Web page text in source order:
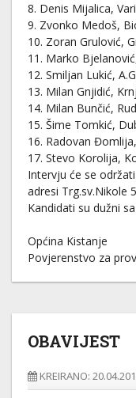
8. Denis Mijalica,
9. Zvonko Medoš,
10. Zoran Grulović,
11. Marko
12. Smiljan Lukić,
13. Milan Gnjidić,
14. Milan Bunčić,
15. Šime Tomkić,
16. Radovan
17. Stevo Korolija,
Intervju će se
adresi Trg.sv.Nikole
Kandidati su dužni
Općina Kistanje
Povjerenstvo za
OBAVIJEST
KREIRANO: